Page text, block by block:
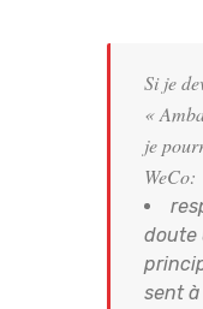
Si je
«
je
WeCo:
doute
sent à